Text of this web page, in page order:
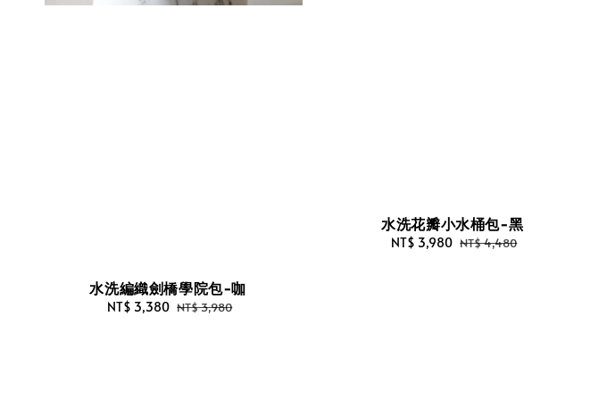
水洗編織劍橋學院包-咖
Sale
NT$ 3,380 Regular
NT$ 3,980
水洗花瓣小水桶包-黑
Sale
NT$ 3,980 Regular
NT$ 4,480